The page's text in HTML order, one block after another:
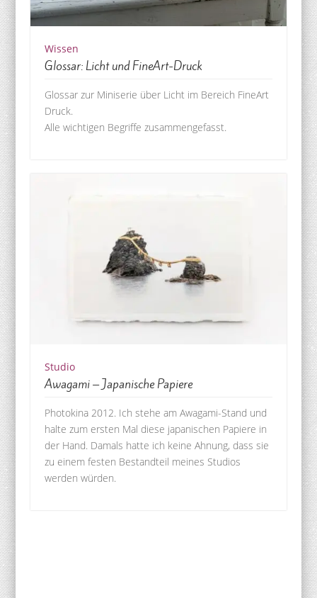
Wissen
Glossar: Licht und FineArt-Druck
Glossar zur Miniserie über Licht im Bereich FineArt
Druck.
Alle wichtigen Begriffe zusammengefasst.
Studio
Awagami – Japanische Papiere
Photokina 2012. Ich stehe am Awagami-Stand und
halte zum ersten Mal diese japanischen Papiere in
der Hand. Damals hatte ich keine Ahnung, dass sie
zu einem festen Bestandteil meines Studios
werden würden.